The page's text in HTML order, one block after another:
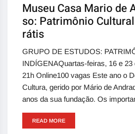
Museu Casa Mario de
so: Patrimônio
rátis
GRUPO DE ESTUDOS:
INDÍGENAQuartas-feiras, 16 e 23
21h Online100 vagas Este ano o
Cultura, gerido por Mário de
anos da sua fundação. Os
READ MORE